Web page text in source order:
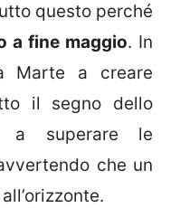
questo perché
a fine maggio. In
Marte a creare
il segno dello
a superare le
che un